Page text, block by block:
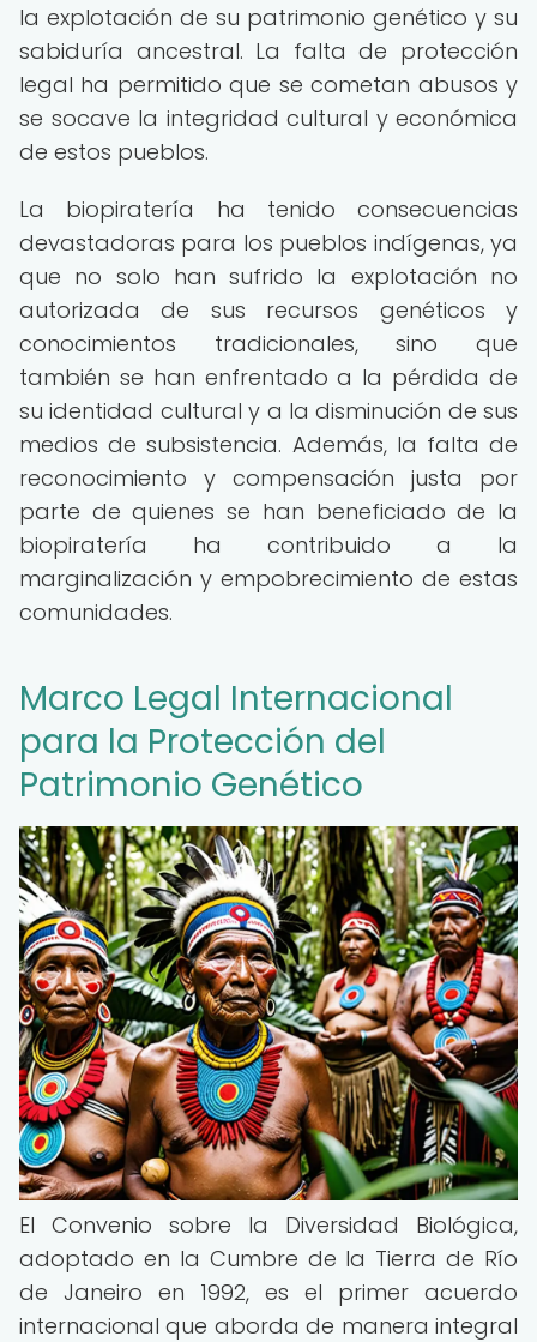
la explotación de su patrimonio genético y su
sabiduría ancestral. La falta de protección
legal ha permitido que se cometan abusos y
se socave la integridad cultural y económica
de estos pueblos.
La biopiratería ha tenido consecuencias
devastadoras para los pueblos indígenas, ya
que no solo han sufrido la explotación no
autorizada de sus recursos genéticos y
conocimientos tradicionales, sino que
también se han enfrentado a la pérdida de
su identidad cultural y a la disminución de sus
medios de subsistencia. Además, la falta de
reconocimiento y compensación justa por
parte de quienes se han beneficiado de la
biopiratería ha contribuido a la
marginalización y empobrecimiento de estas
comunidades.
Marco Legal Internacional
para la Protección del
Patrimonio Genético
El Convenio sobre la Diversidad Biológica,
adoptado en la Cumbre de la Tierra de Río
de Janeiro en 1992, es el primer acuerdo
internacional que aborda de manera integral